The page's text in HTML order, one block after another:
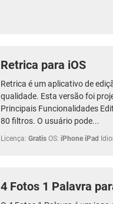
Retrica para iOS
Retrica é um aplicativo de
qualidade. Esta versão foi
Principais Funcionalidades
80 filtros. O usuário pode...
Licença: Gratis OS: iPhone iPad
4 Fotos 1 Palavra